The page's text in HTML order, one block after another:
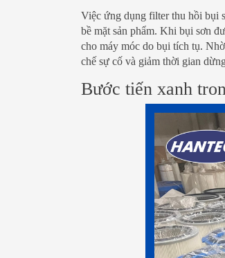
Việc ứng dụng filter thu hồi bụi
bề mặt sản phẩm. Khi bụi sơn
cho máy móc do bụi tích tụ.
chế sự cố và giảm thời gian
Bước tiến xanh